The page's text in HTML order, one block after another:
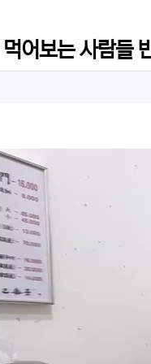
어보는 사람들